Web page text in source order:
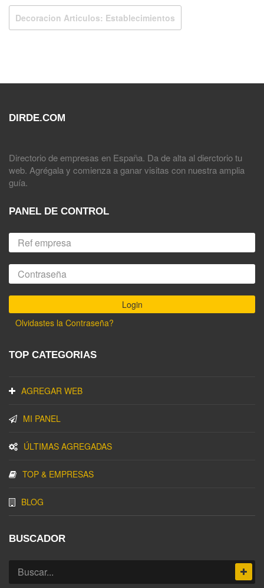
Decoracion Articulos: Establecimientos
DIRDE.COM
Directorio de empresas en España. Da de alta al dierctorio tu
web. Agrégala y comienza a ganar visitas con nuestra amplia
guía.
PANEL DE CONTROL
Olvidastes la Contraseña?
TOP CATEGORIAS
AGREGAR WEB
MI PANEL
ÚLTIMAS AGREGADAS
TOP & EMPRESAS
BLOG
BUSCADOR